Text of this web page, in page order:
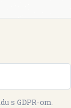
s GDPR-om.